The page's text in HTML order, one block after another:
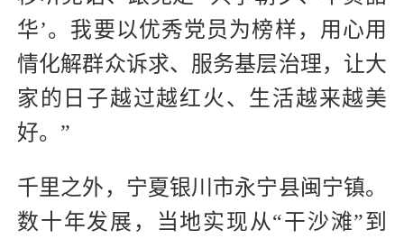
华’。我要以优秀党员为榜样，用心用
情化解群众诉求、服务基层治理，让大
家的日子越过越红火、生活越来越美
好。”
千里之外，宁夏银川市永宁县闽宁镇。
数十年发展，当地实现从“干沙滩”到